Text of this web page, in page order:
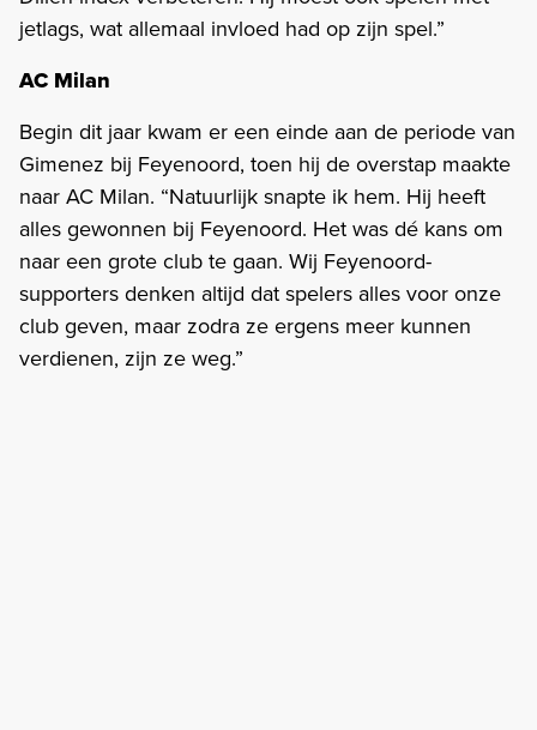
jetlags, wat allemaal invloed had op zijn spel.”
AC Milan
Begin dit jaar kwam er een einde aan de periode van
Gimenez bij Feyenoord, toen hij de overstap maakte
naar AC Milan. “Natuurlijk snapte ik hem. Hij heeft
alles gewonnen bij Feyenoord. Het was dé kans om
naar een grote club te gaan. Wij Feyenoord-
supporters denken altijd dat spelers alles voor onze
club geven, maar zodra ze ergens meer kunnen
verdienen, zijn ze weg.”